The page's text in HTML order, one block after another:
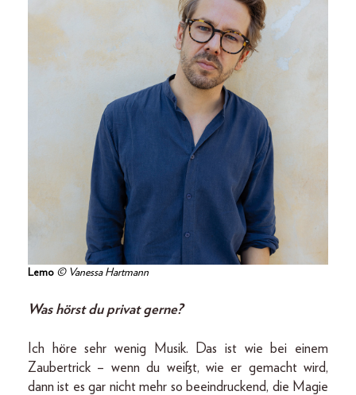
Lemo © Vanessa Hartmann
Was hörst du privat gerne?
Ich höre sehr wenig Musik. Das ist wie bei einem
Zaubertrick – wenn du weißt, wie er gemacht wird,
dann ist es gar nicht mehr so beeindruckend, die Magie